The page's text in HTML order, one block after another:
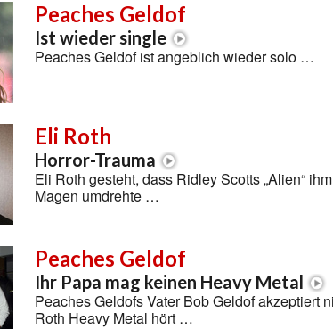
Peaches Geldof
Ist wieder single
Peaches Geldof ist angeblich wieder solo …
Eli Roth
Horror-Trauma
Eli Roth gesteht, dass Ridley Scotts „Alien“
Magen umdrehte …
Peaches Geldof
Ihr Papa mag keinen Heavy Metal
Peaches Geldofs Vater Bob Geldof akzeptiert
Roth Heavy Metal hört …